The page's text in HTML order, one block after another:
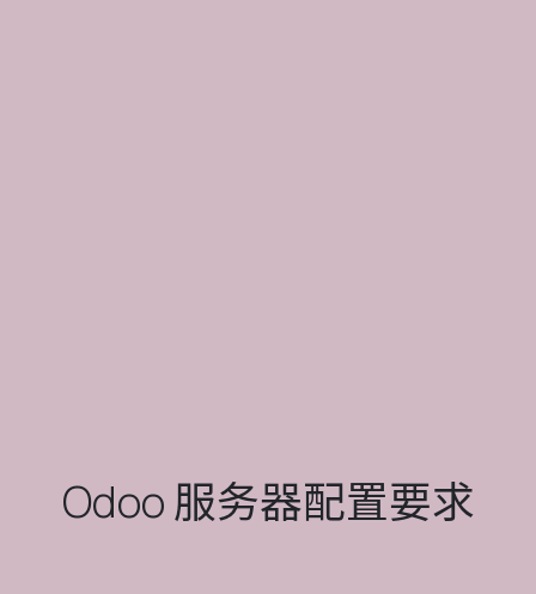
Odoo 服务器配置要求